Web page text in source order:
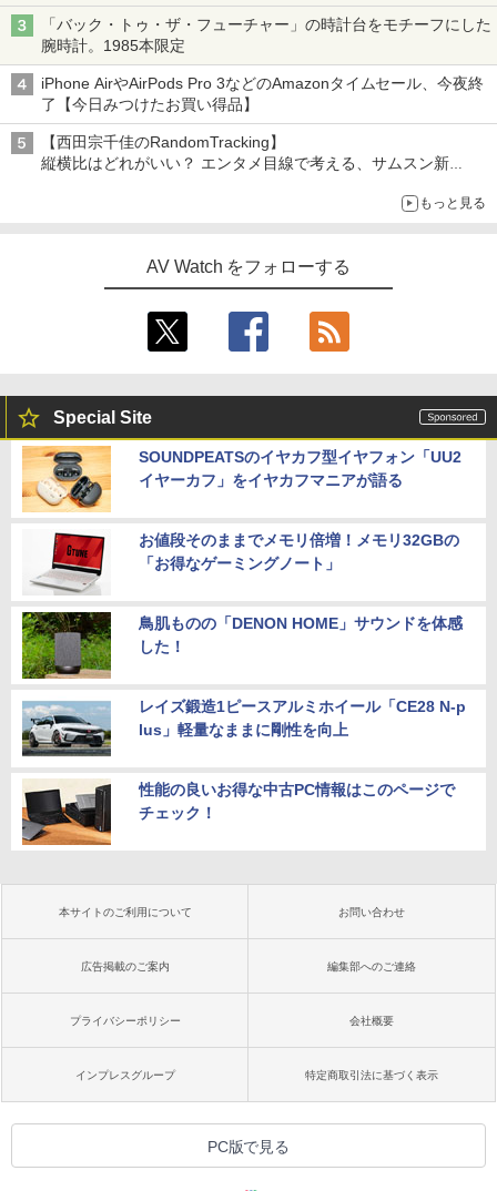
「バック・トゥ・ザ・フューチャー」の時計台をモチーフにした
腕時計。1985本限定
iPhone AirやAirPods Pro 3などのAmazonタイムセール、今夜終
了【今日みつけたお買い得品】
【西田宗千佳のRandomTracking】
縦横比はどれがいい？ エンタメ目線で考える、サムスン新
もっと見る
AV Watch をフォローする
Special Site
SOUNDPEATSのイヤカフ型イヤフォン「UU2
イヤーカフ」をイヤカフマニアが語る
お値段そのままでメモリ倍増！メモリ32GBの
「お得なゲーミングノート」
鳥肌ものの「DENON HOME」サウンドを体感
した！
レイズ鍛造1ピースアルミホイール「CE28 N-p
lus」軽量なままに剛性を向上
性能の良いお得な中古PC情報はこのページで
チェック！
本サイトのご利用について お問い合わせ
広告掲載のご案内 編集部へのご連絡
プライバシーポリシー 会社概要
インプレスグループ 特定商取引法に基づく表示
PC版で見る